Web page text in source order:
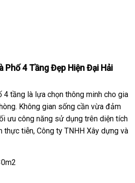
Phố 4 Tầng Đẹp Hiện Đại Hải
4 tầng là lựa chọn thông minh cho gia
Không gian sống cần vừa đảm
ưu công năng sử dụng trên diện tích
thực tiễn, Công ty TNHH Xây dựng và